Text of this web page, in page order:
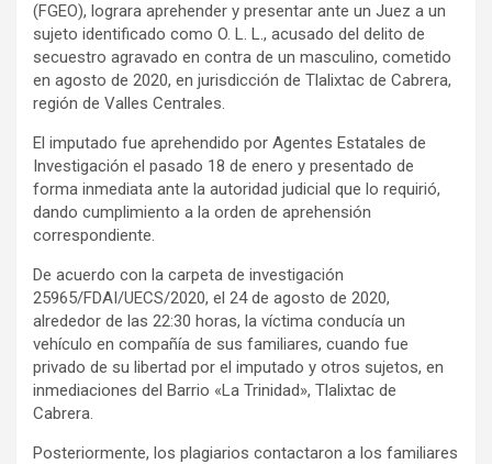
(FGEO), lograra aprehender y presentar ante un Juez a un
sujeto identificado como O. L. L., acusado del delito de
secuestro agravado en contra de un masculino, cometido
en agosto de 2020, en jurisdicción de Tlalixtac de Cabrera,
región de Valles Centrales.
El imputado fue aprehendido por Agentes Estatales de
Investigación el pasado 18 de enero y presentado de
forma inmediata ante la autoridad judicial que lo requirió,
dando cumplimiento a la orden de aprehensión
correspondiente.
De acuerdo con la carpeta de investigación
25965/FDAI/UECS/2020, el 24 de agosto de 2020,
alrededor de las 22:30 horas, la víctima conducía un
vehículo en compañía de sus familiares, cuando fue
privado de su libertad por el imputado y otros sujetos, en
inmediaciones del Barrio «La Trinidad», Tlalixtac de
Cabrera.
Posteriormente, los plagiarios contactaron a los familiares